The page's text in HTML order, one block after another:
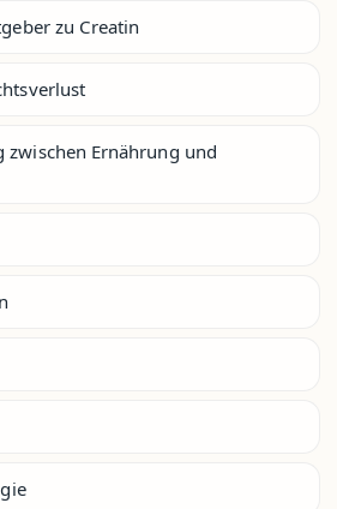
zu Creatin
zwischen Ernährung und